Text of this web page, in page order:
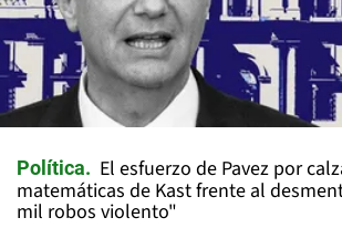
Política
El esfuerzo de Pavez por
matemáticas de Kast frente al
mil robos violento"